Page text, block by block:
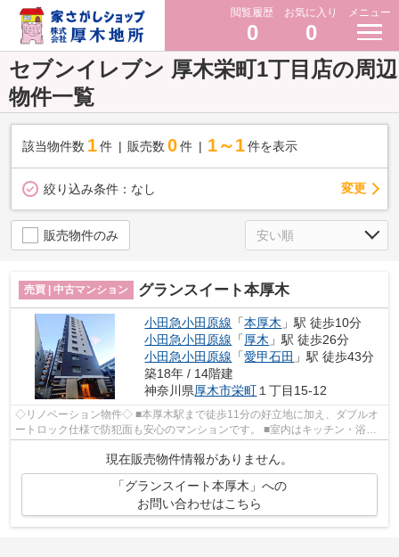
閲覧履歴
0
お気に入り
0
メニュー
セブンイレブン 厚木栄町1丁目店の周辺
物件一覧
該当物件数 1件 販売数 0 件 1～1 件を表示
絞り込み条件： なし 変更
販売物件のみ
売買 | 中古マンション グランスイート本厚木
小田急小田原線 「本厚木 」駅 徒歩10分
小田急小田原線 「厚木 」駅 徒歩26分
小田急小田原線 「愛甲石田 」駅 徒歩43分
築18年 / 14階建
神奈川県厚木市栄町 １丁目15-12
◇リノベーション物件◇ ■本厚木駅まで徒歩11分の好立地に加え、ダブルオ
ートロック仕様で防犯面も安心のマンションです。 ■室内はキッチン・浴
現在販売物件情報がありません。
「グランスイート本厚木」への
お問い合わせはこちら